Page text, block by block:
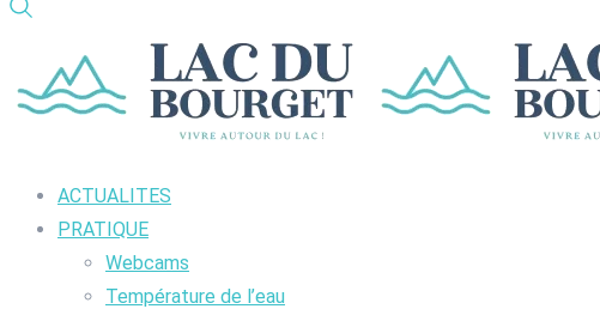
ACTUALITES
PRATIQUE
Webcams
Température de l’eau